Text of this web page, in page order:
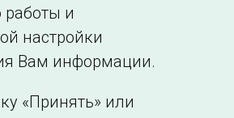
Филиалы и
представительства
работы и
настройки
Вам информации.
«Принять» или